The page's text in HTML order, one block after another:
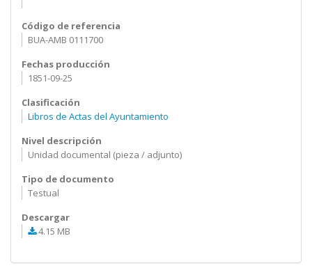
Código de referencia
BUA-AMB 0111700
Fechas producción
1851-09-25
Clasificación
Libros de Actas del Ayuntamiento
Nivel descripción
Unidad documental (pieza / adjunto)
Tipo de documento
Testual
Descargar
4.15 MB